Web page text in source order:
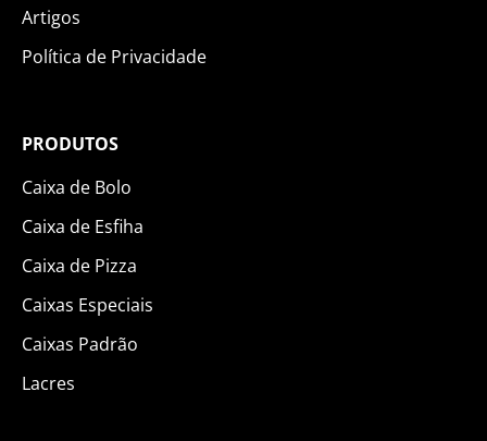
Artigos
Política de Privacidade
PRODUTOS
Caixa de Bolo
Caixa de Esfiha
Caixa de Pizza
Caixas Especiais
Caixas Padrão
Lacres